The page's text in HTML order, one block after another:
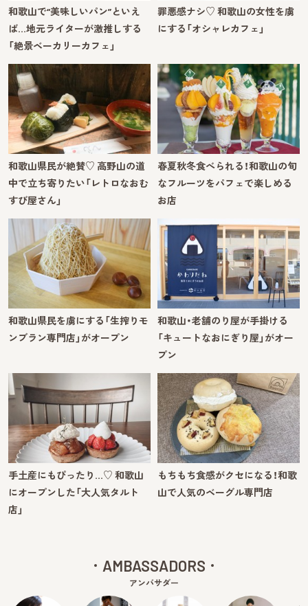
和歌山で“美味しいパン”といえ
ば…地元ライターが激推しする
「絶景ベーカリーカフェ」
罪悪感ナシ♡ 和歌山の女性を虜
にする「オシャレカフェ」
和歌山県民が絶賛♡ 高野山の道
中で立ち寄りたい「レトロなおむ
すび屋さん」
春夏秋冬食べられる！和歌山の旬
なフルーツをパフェで楽しめる
お店
和歌山県民を虜にする「生搾りモ
ンブラン専門店」がオープン
和歌山・老舗のり屋が手掛ける
「キュートなおにぎり屋」がオー
プン
手土産にもぴったり…♡ 和歌山
にオープンした「大人気タルト
店」
もちもち食感がクセになる！和歌
山で人気のベーグル専門店
AMBASSADORS
アンバサダー